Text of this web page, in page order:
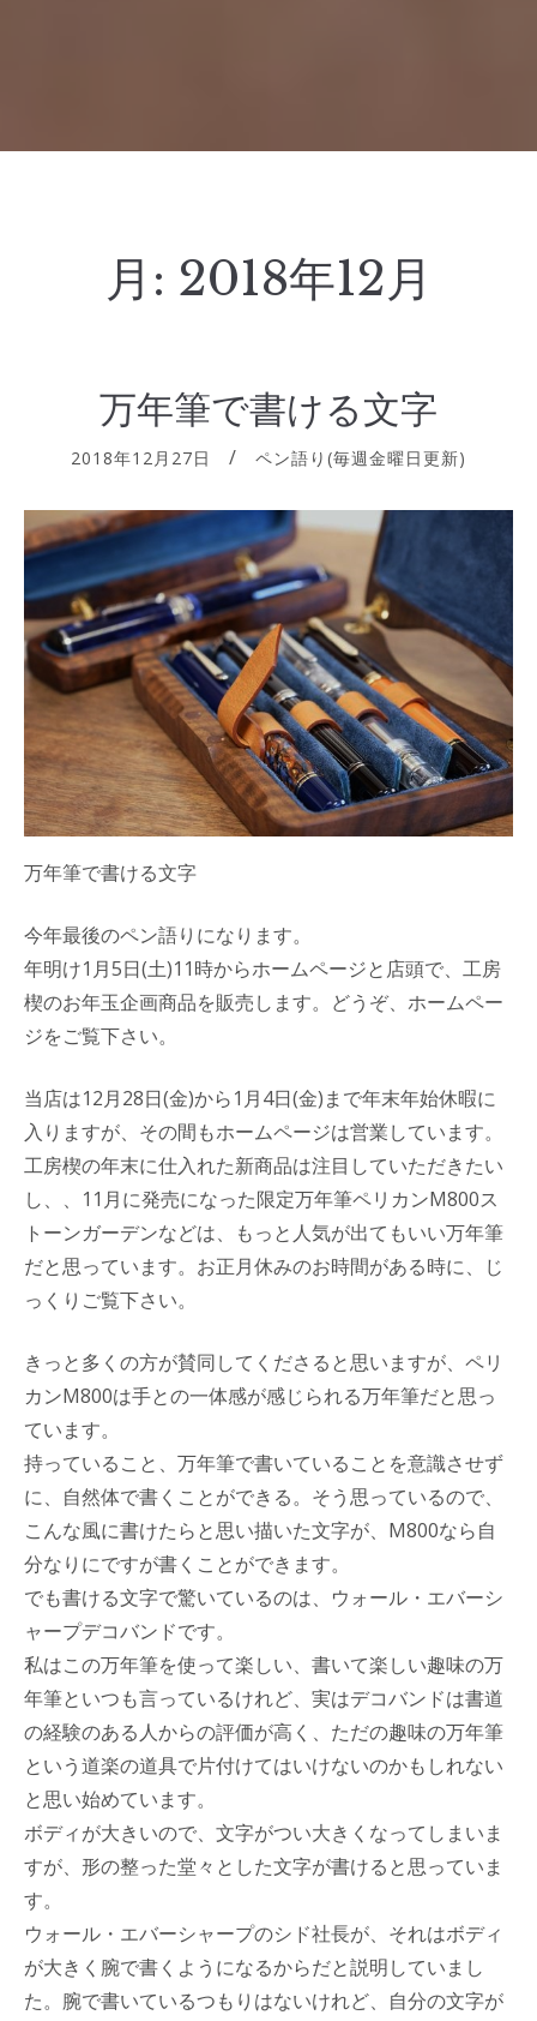
月: 2018年12月
万年筆で書ける文字
2018年12月27日 ペン語り(毎週金曜日更新)
万年筆で書ける文字
今年最後のペン語りになります。
年明け1月5日(土)11時からホームページと店頭で、工房
楔のお年玉企画商品を販売します。どうぞ、ホームペー
ジをご覧下さい。
当店は12月28日(金)から1月4日(金)まで年末年始休暇に
入りますが、その間もホームページは営業しています。
工房楔の年末に仕入れた新商品は注目していただきたい
し、、11月に発売になった限定万年筆ペリカンM800ス
トーンガーデンなどは、もっと人気が出てもいい万年筆
だと思っています。お正月休みのお時間がある時に、じ
っくりご覧下さい。
きっと多くの方が賛同してくださると思いますが、ペリ
カンM800は手との一体感が感じられる万年筆だと思っ
ています。
持っていること、万年筆で書いていることを意識させず
に、自然体で書くことができる。そう思っているので、
こんな風に書けたらと思い描いた文字が、M800なら自
分なりにですが書くことができます。
でも書ける文字で驚いているのは、ウォール・エバーシ
ャープデコバンドです。
私はこの万年筆を使って楽しい、書いて楽しい趣味の万
年筆といつも言っているけれど、実はデコバンドは書道
の経験のある人からの評価が高く、ただの趣味の万年筆
という道楽の道具で片付けてはいけないのかもしれない
と思い始めています。
ボディが大きいので、文字がつい大きくなってしまいま
すが、形の整った堂々とした文字が書けると思っていま
す。
ウォール・エバーシャープのシド社長が、それはボディ
が大きく腕で書くようになるからだと説明していまし
た。腕で書いているつもりはないけれど、自分の文字が